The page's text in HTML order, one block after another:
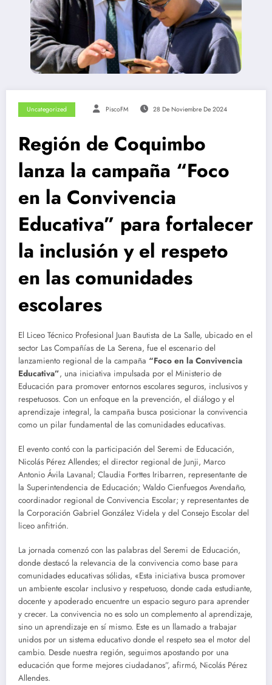
Uncategorized PiscoFM 28 De Noviembre De 2024
Región de Coquimbo
lanza la campaña “Foco
en la Convivencia
Educativa” para fortalecer
la inclusión y el respeto
en las comunidades
escolares
El Liceo Técnico Profesional Juan Bautista de La Salle, ubicado en el
sector Las Compañías de La Serena, fue el escenario del
lanzamiento regional de la campaña “Foco en la Convivencia
Educativa”, una iniciativa impulsada por el Ministerio de
Educación para promover entornos escolares seguros, inclusivos y
respetuosos. Con un enfoque en la prevención, el diálogo y el
aprendizaje integral, la campaña busca posicionar la convivencia
como un pilar fundamental de las comunidades educativas.
El evento contó con la participación del Seremi de Educación,
Nicolás Pérez Allendes; el director regional de Junji, Marco
Antonio Ávila Lavanal; Claudia Forttes Iribarren, representante de
la Superintendencia de Educación; Waldo Cienfuegos Avendaño,
coordinador regional de Convivencia Escolar; y representantes de
la Corporación Gabriel González Videla y del Consejo Escolar del
liceo anfitrión.
La jornada comenzó con las palabras del Seremi de Educación,
donde destacó la relevancia de la convivencia como base para
comunidades educativas sólidas, «Esta iniciativa busca promover
un ambiente escolar inclusivo y respetuoso, donde cada estudiante,
docente y apoderado encuentre un espacio seguro para aprender
y crecer. La convivencia no es solo un complemento al aprendizaje,
sino un aprendizaje en sí mismo. Este es un llamado a trabajar
unidos por un sistema educativo donde el respeto sea el motor del
cambio. Desde nuestra región, seguimos apostando por una
educación que forme mejores ciudadanos”, afirmó, Nicolás Pérez
Allendes.